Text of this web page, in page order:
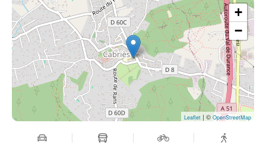
+
−
Leaflet | © OpenStreetMap